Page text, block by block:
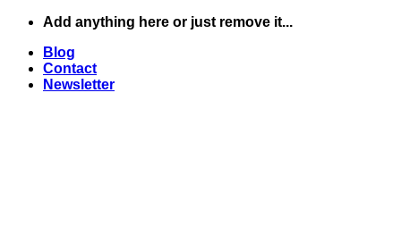
Skip
content
Add anything here or just remove it...
Blog
Contact
Newsletter